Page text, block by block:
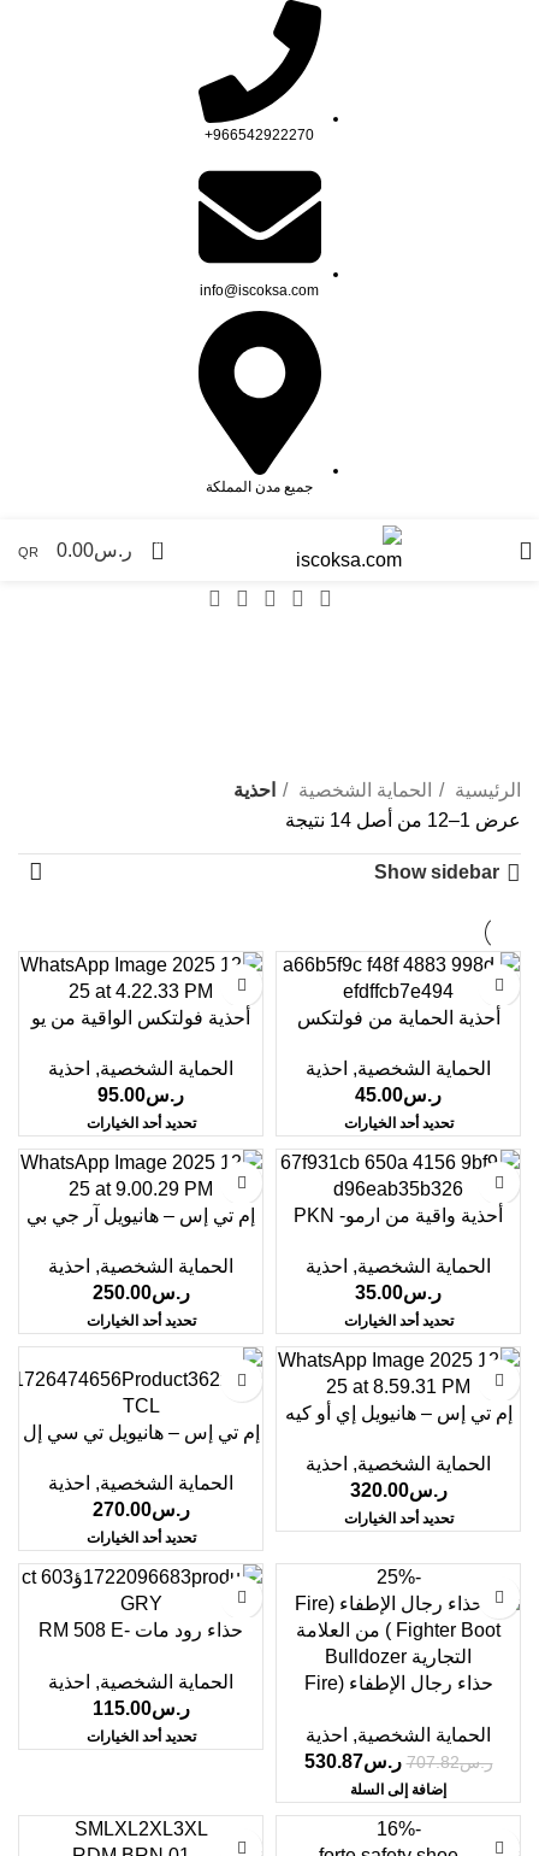
966542922270+
info@iscoksa.com
جميع مدن المملكة
0 ر.س0.00
QR
الرئيسية الحماية الشخصية
احذية
عرض 1–12 من أصل 14 نتيجة
Show sidebar
أحذية الحماية من فولتكس
الحماية الشخصية, احذية
ر.س45.00
تحديد أحد الخيارات
أحذية فولتكس الواقية من يو
الحماية الشخصية, احذية
ر.س95.00
تحديد أحد الخيارات
أحذية واقية من ارمو- PKN
الحماية الشخصية, احذية
ر.س35.00
تحديد أحد الخيارات
إم تي إس – هانيويل آر جي بي
الحماية الشخصية, احذية
ر.س250.00
تحديد أحد الخيارات
إم تي إس – هانيويل إي أو كيه
الحماية الشخصية, احذية
ر.س320.00
تحديد أحد الخيارات
إم تي إس – هانيويل تي سي إل
الحماية الشخصية, احذية
ر.س270.00
تحديد أحد الخيارات
-25%
حذاء رجال الإطفاء (Fire
التجارية Bulldozer
الحماية الشخصية, احذية
ر.س707.82 ر.س530.87
إضافة إلى السلة
حذاء رود مات RM 508 E-
الحماية الشخصية, احذية
ر.س115.00
تحديد أحد الخيارات
-16%
SM LXL2XL3XL